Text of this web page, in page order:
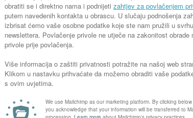
Napomena: Telefonske informacije zatražite
svakog radnog dana od ponedjeljka do petka
od 08:00 do 16:00 sati.
Pošalji upit